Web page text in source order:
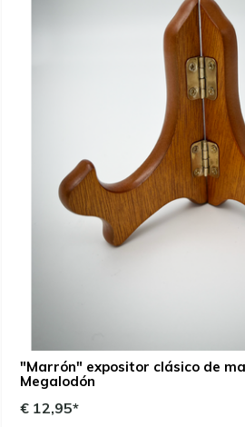
"Marrón" expositor clásico de
Megalodón
€ 12,95*